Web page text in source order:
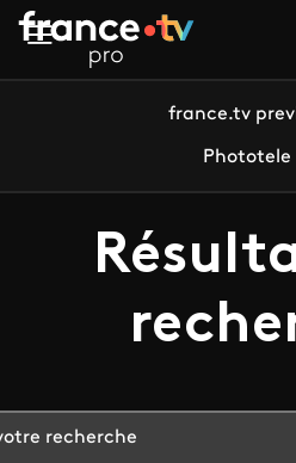
Aller au contenu principal
france.tv
Phototele